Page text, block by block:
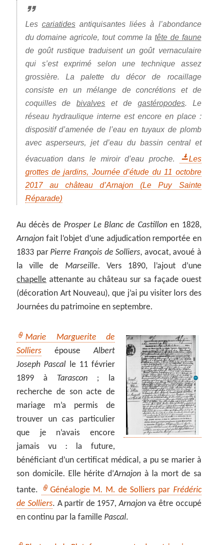
Les cariatidesantiquisantes liées à l’abondance
du domaine agricole, tout comme latête de faune
de goût rustique traduisent un goût vernaculaire
qui s’est exprimé selon une technique assez
grossière. La palette du décor de rocaillage
consiste en un mélange de concrétions et de
coquilles debivalves et de gastéropodes. Le
réseau hydraulique interne est encore en place :
dispositif d’amenée de l’eau en tuyaux de plomb
avec asperseurs, jet d’eau du bassin central et
évacuation dans le miroir d’eau proche.
Les
grottes de jardins, Journée d’étude du 11 octobre
2017 au château d’Arnajon (Le Puy Sainte
Réparade)
Au décès de Prosper Le Blanc de Castillonen 1828,
Arnajon fait l’objet d’une adjudication remportée en
1833 par Pierre François de Solliers, avocat, avoué à
la ville de Marseille. Vers 1890, l’ajout d’une
chapelle attenante au château sur sa façade ouest
(décoration Art Nouveau), que j’ai pu visiter lors des
Journées du patrimoine en septembre.
Marie Marguerite de
Solliers épouseAlbert
Joseph Pascal le 11 février
1899 à Tarascon ; la
recherche de son acte de
mariage m’a permis de
trouver un cas particulier
que je n’avais encore
jamais vu : la future,
bénéficiant d’un certificat médical, a pu se marier à
son domicile. Elle hérite d’Arnajon à la mort de sa
tante.
Généalogie M. M. de Solliers par Frédéric
de Solliers. A partir de 1957,Arnajonva être occupé
en continu par la famille Pascal.